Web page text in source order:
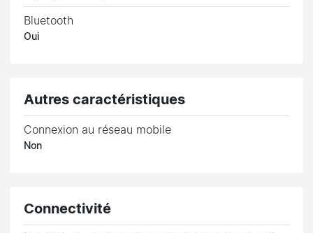
Bluetooth
Oui
Autres caractéristiques
Connexion au réseau mobile
Non
Connectivité